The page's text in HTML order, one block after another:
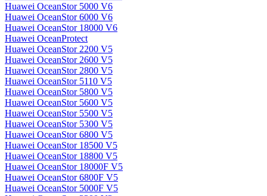
Huawei OceanStor 5000 V6
Huawei OceanStor 6000 V6
Huawei OceanStor 18000 V6
Huawei OceanProtect
Huawei OceanStor 2200 V5
Huawei OceanStor 2600 V5
Huawei OceanStor 2800 V5
Huawei OceanStor 5110 V5
Huawei OceanStor 5800 V5
Huawei OceanStor 5600 V5
Huawei OceanStor 5500 V5
Huawei OceanStor 5300 V5
Huawei OceanStor 6800 V5
Huawei OceanStor 18500 V5
Huawei OceanStor 18800 V5
Huawei OceanStor 18000F V5
Huawei OceanStor 6800F V5
Huawei OceanStor 5000F V5